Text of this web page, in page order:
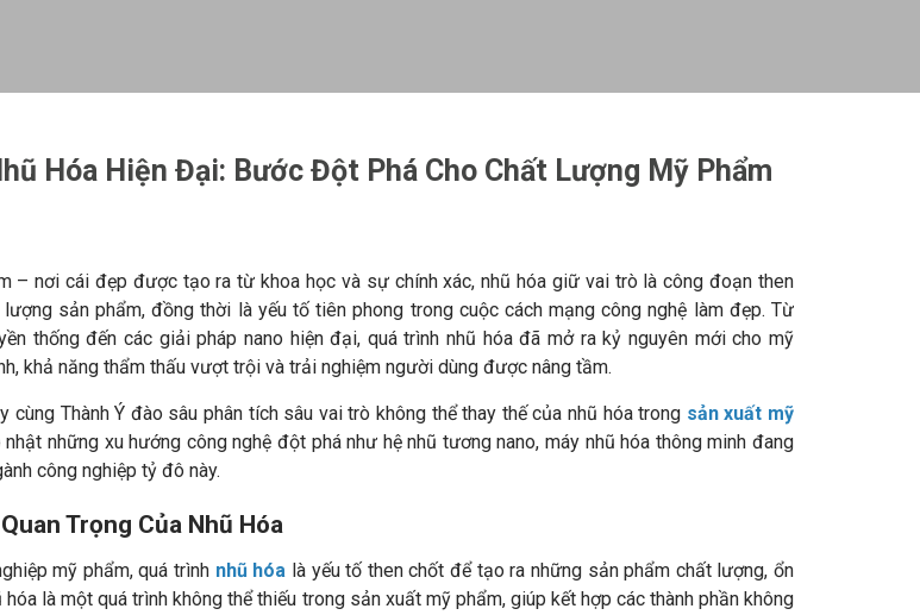
Hóa Hiện Đại: Bước Đột Phá Cho Chất Lượng Mỹ Phẩm
– nơi cái đẹp được tạo ra từ khoa học và sự chính xác, nhũ hóa giữ vai trò là công đoạn then
sản phẩm, đồng thời là yếu tố tiên phong trong cuộc cách mạng công nghệ làm đẹp. Từ
thống đến các giải pháp nano hiện đại, quá trình nhũ hóa đã mở ra kỷ nguyên mới cho mỹ
khả năng thẩm thấu vượt trội và trải nghiệm người dùng được nâng tầm.
cùng Thành Ý đào sâu phân tích sâu vai trò không thể thay thế của nhũ hóa trong sản xuất mỹ
những xu hướng công nghệ đột phá như hệ nhũ tương nano, máy nhũ hóa thông minh đang
công nghiệp tỷ đô này.
Trọng Của Nhũ Hóa
mỹ phẩm, quá trình nhũ hóa là yếu tố then chốt để tạo ra những sản phẩm chất lượng, ổn
hóa là một quá trình không thể thiếu trong sản xuất mỹ phẩm, giúp kết hợp các thành phần không